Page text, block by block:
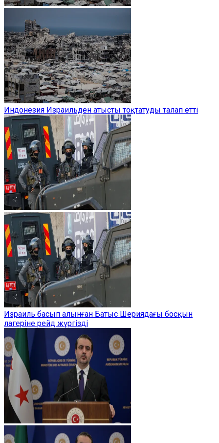
Индонезия Израильден атысты тоқтатуды талап етті
Израиль басып алынған Батыс Шериядағы босқын
лагеріне рейд жүргізді